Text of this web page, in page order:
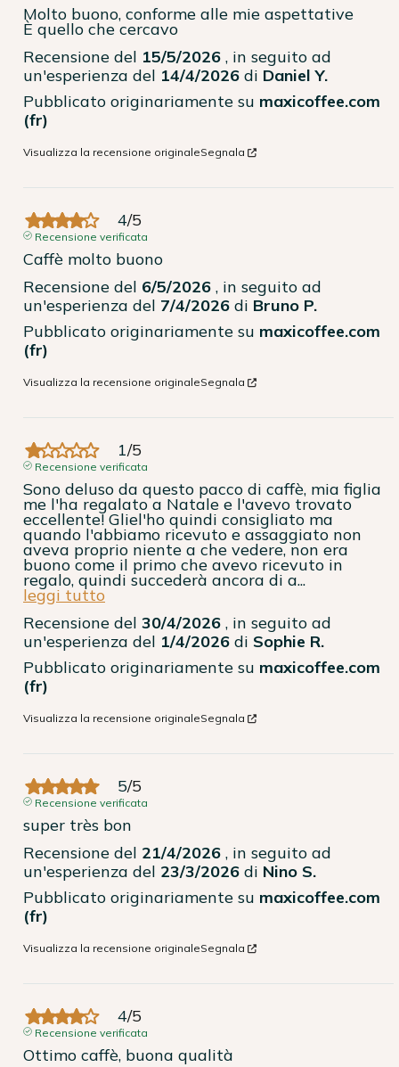
Molto buono, conforme alle mie aspettative
È quello che cercavo
Recensione del 15/5/2026 , in seguito ad
un'esperienza del 14/4/2026 di Daniel Y.
Pubblicato originariamente su maxicoffee.com
(fr)
Visualizza la recensione originaleSegnala
4/5
Recensione verificata
Caffè molto buono
Recensione del 6/5/2026 , in seguito ad
un'esperienza del 7/4/2026 di Bruno P.
Pubblicato originariamente su maxicoffee.com
(fr)
Visualizza la recensione originaleSegnala
1/5
Recensione verificata
Sono deluso da questo pacco di caffè, mia figlia
me l'ha regalato a Natale e l'avevo trovato
eccellente! Gliel'ho quindi consigliato ma
quando l'abbiamo ricevuto e assaggiato non
aveva proprio niente a che vedere, non era
buono come il primo che avevo ricevuto in
regalo, quindi succederà ancora di a...
leggi tutto
Recensione del 30/4/2026 , in seguito ad
un'esperienza del 1/4/2026 di Sophie R.
Pubblicato originariamente su maxicoffee.com
(fr)
Visualizza la recensione originaleSegnala
5/5
Recensione verificata
super très bon
Recensione del 21/4/2026 , in seguito ad
un'esperienza del 23/3/2026 di Nino S.
Pubblicato originariamente su maxicoffee.com
(fr)
Visualizza la recensione originaleSegnala
4/5
Recensione verificata
Ottimo caffè, buona qualità